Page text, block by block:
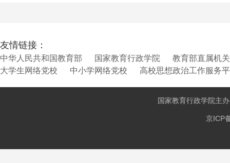
友情链接：
中华人民共和国教育部 国家教育行政学院
教育部直属机
大学生网络党校
中小学网络党校 高校思想政治工作服务
国家教育行政学院主
京ICP